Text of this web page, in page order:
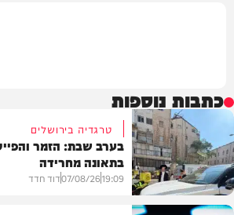
כתבות נוספות
טרגדיה בירושלים
בערב שבת: הזמר
בתאונה מחרידה
19:09
07/08/26דוד חדד